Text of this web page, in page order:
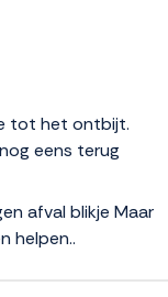
tot het ontbijt.
eens terug
afval blikje Maar
helpen..